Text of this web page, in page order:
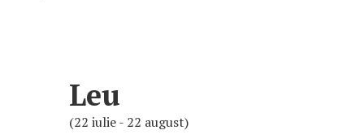
Leu
(22 iulie - 22 august)